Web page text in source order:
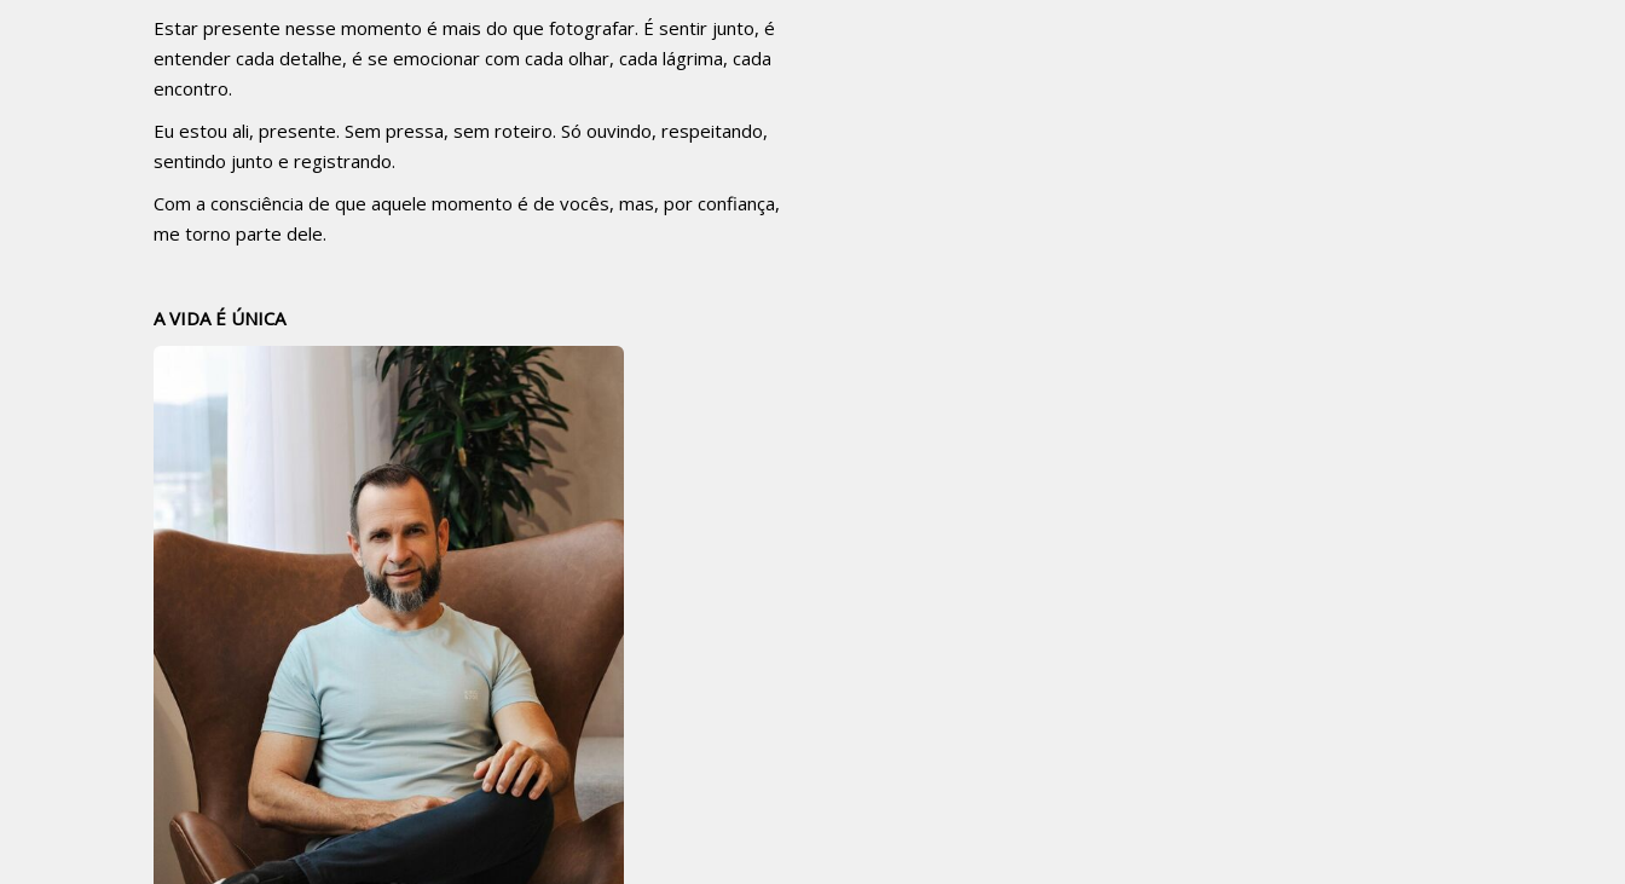
Estar presente nesse momento é mais do que fotografar. É sentir junto, é
entender cada detalhe, é se emocionar com cada olhar, cada lágrima, cada
encontro.
Eu estou ali, presente. Sem pressa, sem roteiro. Só ouvindo, respeitando,
sentindo junto e registrando.
Com a consciência de que aquele momento é de vocês, mas, por confiança,
me torno parte dele.
A VIDA É ÚNICA